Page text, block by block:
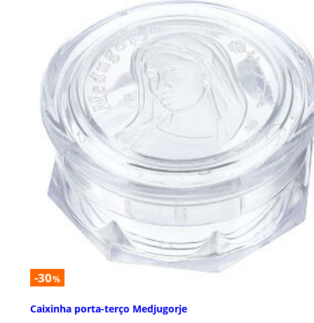
-30%
Caixinha porta-terço Medjugorje